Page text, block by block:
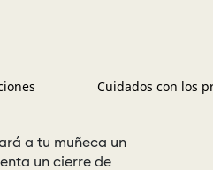
Cuidados con los
a tu muñeca un
un cierre de